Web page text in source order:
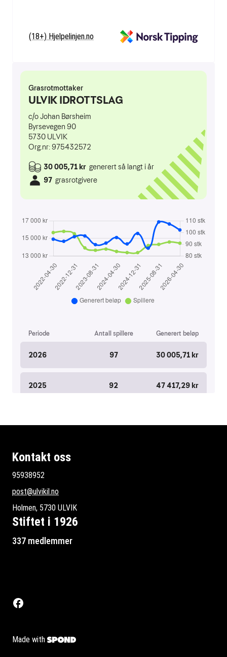
(18+) Hjelpelinjen.no
Kontakt oss
95938952
post@ulvikil.no
Holmen, 5730 ULVIK
Stiftet i 1926
337 medlemmer
Made with